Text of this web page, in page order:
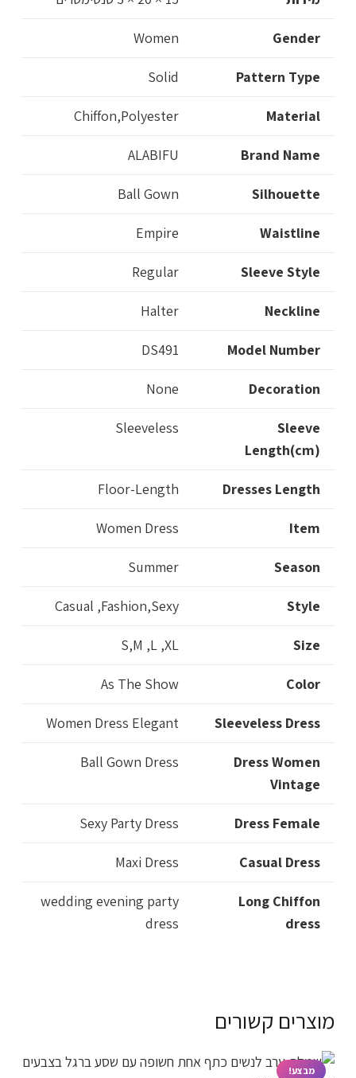
Gender
Women
Pattern Type
Solid
Material
Chiffon,Polyester
Brand Name
ALABIFU
Silhouette
Ball Gown
Waistline
Empire
Sleeve Style
Regular
Neckline
Halter
Model Number
DS491
Decoration
None
Sleeve
Length(cm)
Sleeveless
Dresses Length
Floor-Length
Item
Women Dress
Season
Summer
Style
Casual ,Fashion,Sexy
Size
S,M ,L ,XL
Color
As The Show
Sleeveless Dress
Women Dress Elegant
Dress Women
Vintage
Ball Gown Dress
Dress Female
Sexy Party Dress
Casual Dress
Maxi Dress
Long Chiffon
dress
wedding evening party
dress
מוצרים קשורים
מבצע!